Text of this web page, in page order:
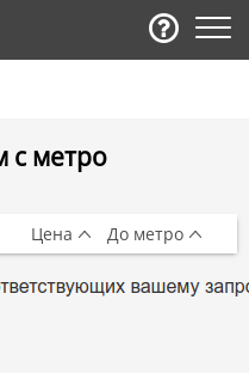
с метро
Цена До метро